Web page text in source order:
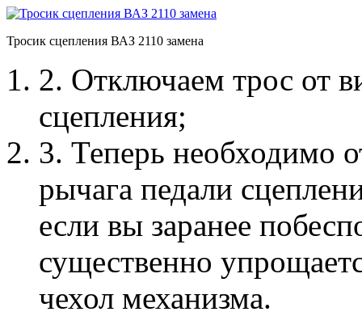
Тросик сцепления ВАЗ 2110 замена
2. Отключаем трос от
сцепления;
3. Теперь необходимо
рычага педали
если вы заранее
существенно
чехол механизма.